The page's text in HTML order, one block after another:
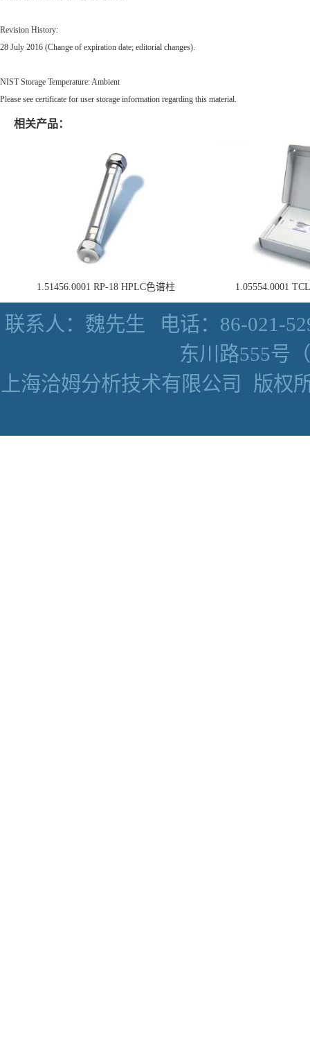
Revision History:
28 July 2016 (Change of expiration date; editorial changes).
NIST Storage Temperature: Ambient
Please see certificate for user storage information regarding this material.
相关产品：
1.51456.0001 RP-18 HPLC色谱柱 1.05554.0001
联系人：魏先生
电话：86-021-
东川路555号
上海洽姆分析技术有限公司
版权